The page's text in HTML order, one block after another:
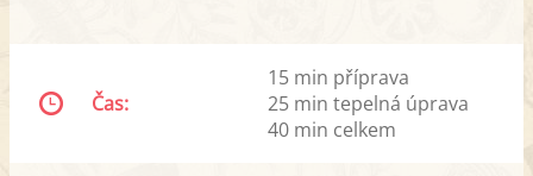
Čas:
15 min příprava
25 min tepelná úprava
40 min celkem